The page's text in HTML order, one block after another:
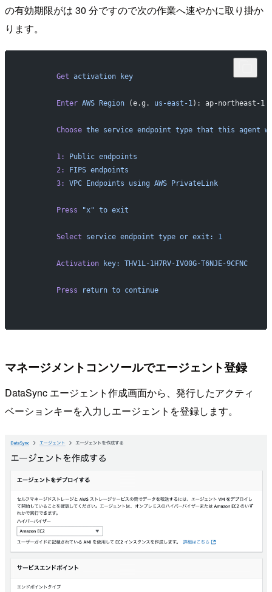
の有効期限がは 30 分ですので次の作業へ速やかに取り掛か
ります。
        Get
activation key
        Enter
AWS Region (e.g. us-east-1): ap-northeast-1
        Choose
the service endpoint type that this agent
        1:
Public endpoints
        2:
FIPS endpoints
        3:
VPC Endpoints using AWS PrivateLink
        Press
"x" to exit
        Select
service endpoint type or exit: 1
        Activation
key: THV1L-1H7RV-IV00G-T6NJE-9CFNC
        Press
return to continue
マネージメントコンソールでエージェント登録
DataSync エージェント作成画面から、発行したアクティ
ベーションキーを入力しエージェントを登録します。